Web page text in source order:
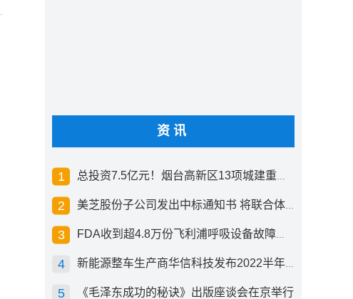
资讯
总投资7.5亿元！烟台高新区13项城建重点工程开工
美芝股份子公司发出中标通知书 将联合体中标1.36亿元总承包项目
FDA收到超4.8万份飞利浦呼吸设备故障报告 其中44份死亡案例
新能源整车生产商华信科技发布2022半年度报告 同比下滑2.92%
《毛泽东成功的秘诀》出版座谈会在京举行